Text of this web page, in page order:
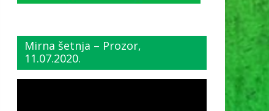
Mirna šetnja – Prozor,
11.07.2020.